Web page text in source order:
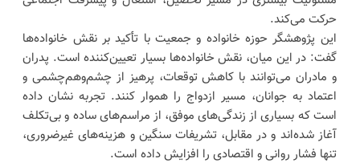
حرکت می‌کند.
این پژوهشگر حوزه خانواده و جمعیت با تأکید بر نقش خانواده‌ها
گفت: در این میان، نقش خانواده‌ها بسیار تعیین‌کننده است. پدران
و مادران می‌توانند با کاهش توقعات، پرهیز از چشم‌وهم‌چشمی و
اعتماد به جوانان، مسیر ازدواج را هموار کنند. تجربه نشان داده
است که بسیاری از زندگی‌های موفق، از مراسم‌های ساده و بی‌تکلف
آغاز شده‌اند و در مقابل، تشریفات سنگین و هزینه‌های غیرضروری،
تنها فشار روانی و اقتصادی را افزایش داده است.